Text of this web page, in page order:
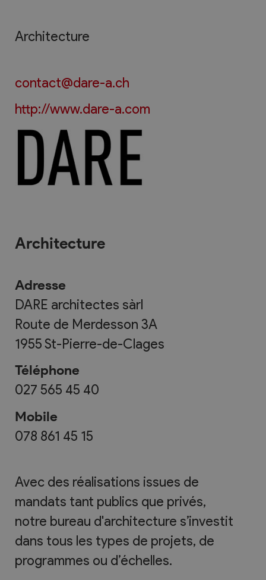
Architecture
contact@dare-a.ch
http://www.dare-a.com
Architecture
Adresse
DARE architectes sàrl
Route de Merdesson 3A
1955St-Pierre-de-Clages
Téléphone
027 565 45 40
Mobile
078 861 45 15
Avec des réalisations issues de
mandats tant publics que privés,
notre bureau d'architecture s’investit
dans tous les types de projets, de
programmes ou d’échelles.